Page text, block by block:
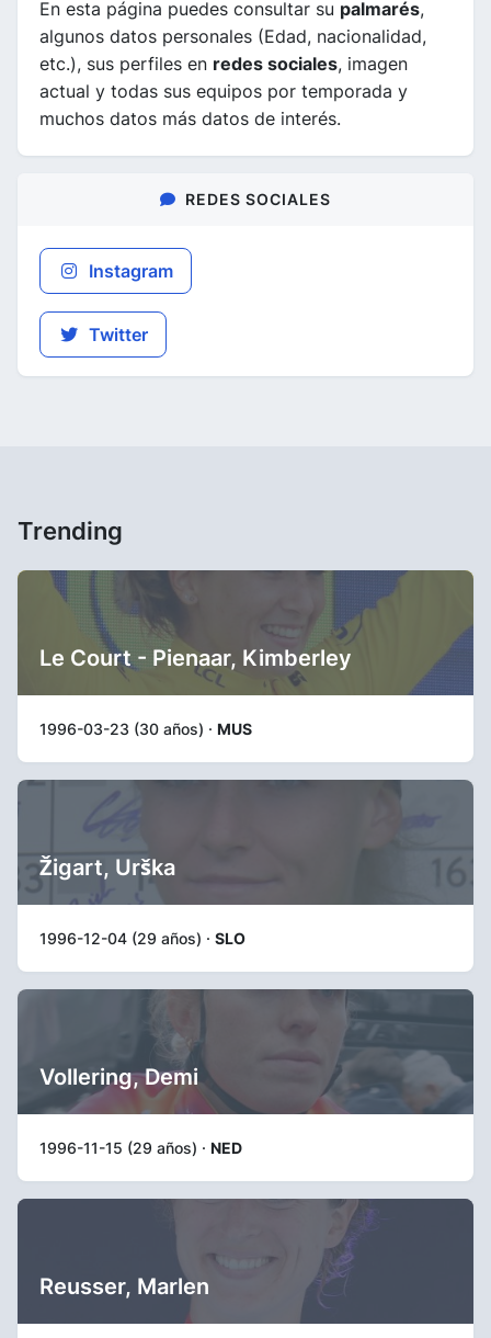
En esta página puedes consultar su palmarés,
algunos datos personales (Edad, nacionalidad,
etc.), sus perfiles en redes sociales, imagen
actual y todas sus equipos por temporada y
muchos datos más datos de interés.
REDES SOCIALES
Instagram
Twitter
Trending
Le Court - Pienaar, Kimberley
1996-03-23 (30 años) · MUS
Žigart, Urška
1996-12-04 (29 años) · SLO
Vollering, Demi
1996-11-15 (29 años) · NED
Reusser, Marlen